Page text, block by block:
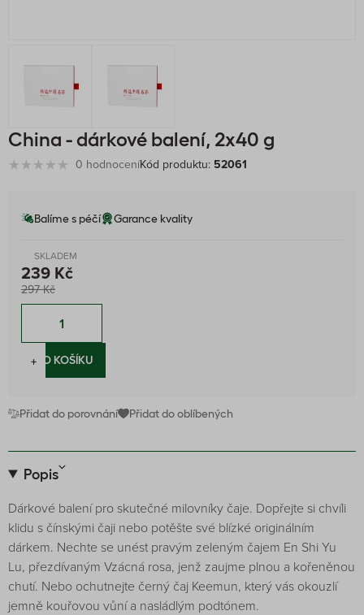
China - dárkové balení, 2x40 g
0 hodnoceníKód produktu: 52061
Balíme s péčí Garance kvality
SKLADEM
239 Kč
297 Kč
−
+DO KOŠÍKU
Přidat do porovnání Přidat do oblíbených
Popis
Dárkové balení pro skutečné milovníky čaje. Dopřejte si chvíli
klidu s čínskými čaji nebo potěšte své blízké originálním
dárkem. Nechte se unést pravým zeleným čajem En Shi Yu
Lu, přezdívaným Vzácná rosa, jenž zaujme plnou a kořeněnou
chutí. Nebo ochutnejte černý čaj Keemun, který vás okouzlí
jemně kouřovou vůní a nasládlým podtónem.